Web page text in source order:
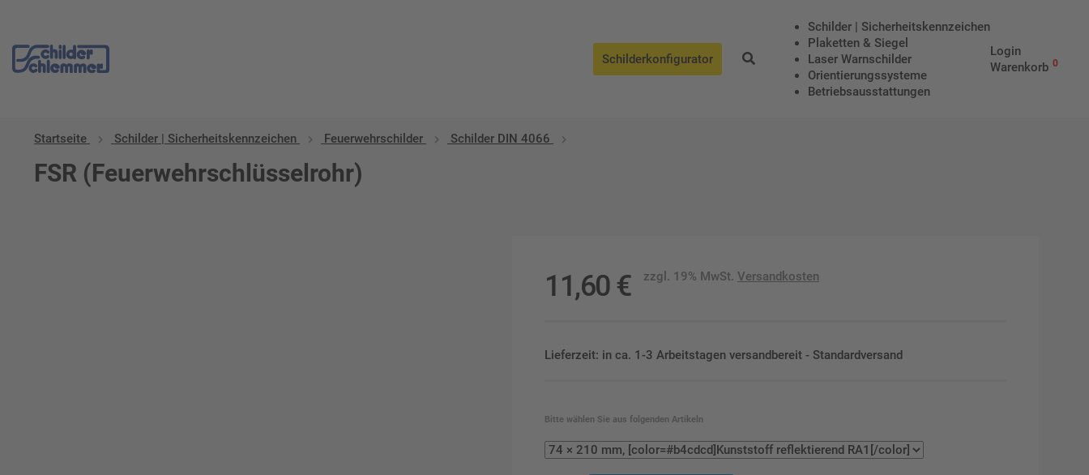
Schilderkonfigurator
Schilder | Sicherheitskennzeichen
Plaketten & Siegel
Laser Warnschilder
Orientierungssysteme
Betriebs­aus­stattungen
Login
Warenkorb 0
Startseite Schilder | Sicherheitskennzeichen Feuerwehrschilder Schilder DIN 4066
FSR (Feuerwehrschlüsselrohr)
11,60 € zzgl. 19% MwSt. Versandkosten
Lieferzeit: in ca. 1-3 Arbeitstagen versandbereit - Standardversand
Bitte wählen Sie aus folgenden Artikeln